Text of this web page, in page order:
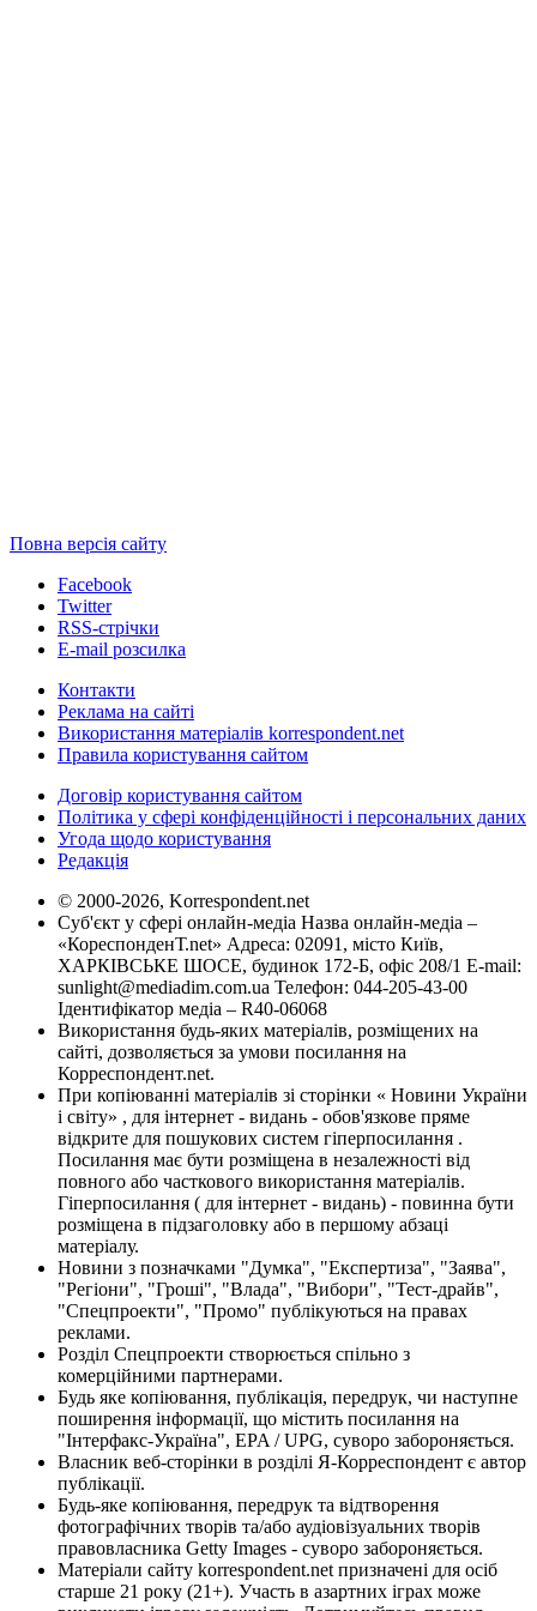
Повна версія сайту
Facebook
Twitter
RSS-стрічки
E-mail розсилка
Контакти
Реклама на сайті
Використання матеріалів korrespondent.net
Правила користування сайтом
Договір користування сайтом
Політика у сфері конфіденційності і персональних даних
Угода щодо користування
Редакція
© 2000-2026, Korrespondent.net
Суб'єкт у сфері онлайн-медіа Назва онлайн-медіа –
«КореспонденТ.net» Адреса: 02091, місто Київ,
ХАРКІВСЬКЕ ШОСЕ, будинок 172-Б, офіс 208/1 E-mail:
sunlight@mediadim.com.ua Телефон: 044-205-43-00
Ідентифікатор медіа – R40-06068
Використання будь-яких матеріалів, розміщених на
сайті, дозволяється за умови посилання на
Корреспондент.net.
При копіюванні матеріалів зі сторінки « Новини України
і світу» , для інтернет - видань - обов'язкове пряме
відкрите для пошукових систем гіперпосилання .
Посилання має бути розміщена в незалежності від
повного або часткового використання матеріалів.
Гіперпосилання ( для інтернет - видань) - повинна бути
розміщена в підзаголовку або в першому абзаці
матеріалу.
Новини з позначками "Думка", "Експертиза", "Заява",
"Регіони", "Гроші", "Влада", "Вибори", "Тест-драйв",
"Спецпроекти", "Промо" публікуються на правах
реклами.
Розділ Спецпроекти створюється спільно з
комерційними партнерами.
Будь яке копіювання, публікація, передрук, чи наступне
поширення інформації, що містить посилання на
"Інтерфакс-Україна", EPA / UPG, суворо забороняється.
Власник веб-сторінки в розділі Я-Корреспондент є автор
публікації.
Будь-яке копіювання, передрук та відтворення
фотографічних творів та/або аудіовізуальних творів
правовласника Getty Images - суворо забороняється.
Матеріали сайту korrespondent.net призначені для осіб
старше 21 року (21+). Участь в азартних іграх може